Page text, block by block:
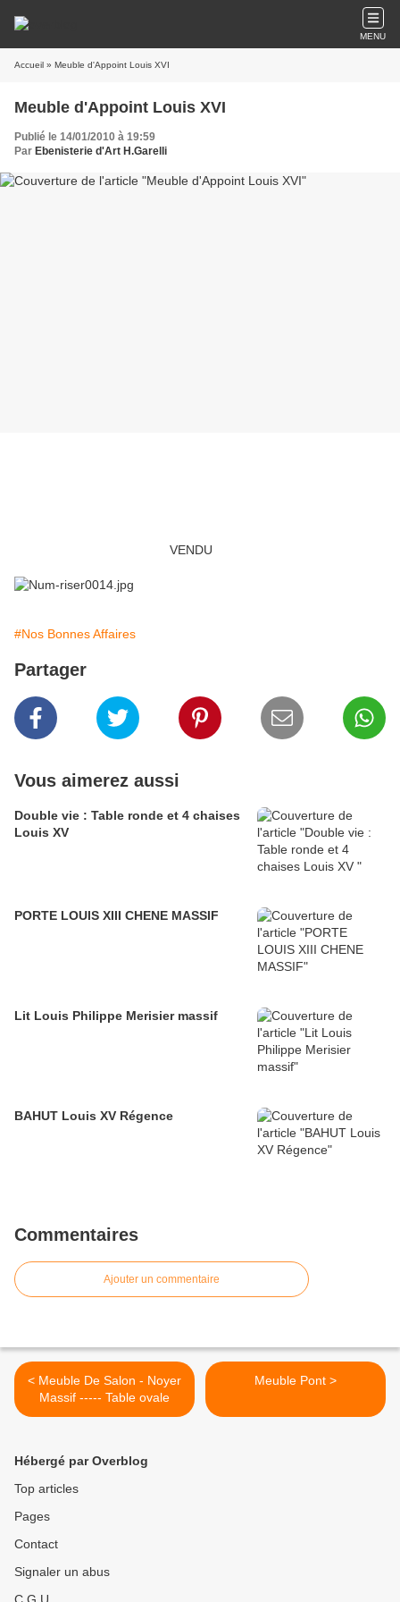
MENU
Accueil » Meuble d'Appoint Louis XVI
Meuble d'Appoint Louis XVI
Publié le 14/01/2010 à 19:59
Par Ebenisterie d'Art H.Garelli
VENDU
#Nos Bonnes Affaires
Partager
Vous aimerez aussi
Double vie : Table ronde et 4 chaises
Louis XV
PORTE LOUIS XIII CHENE MASSIF
Lit Louis Philippe Merisier massif
BAHUT Louis XV Régence
Commentaires
Ajouter un commentaire
< Meuble De Salon - Noyer
Massif ----- Table ovale
Meuble Pont >
Hébergé par Overblog
Top articles
Pages
Contact
Signaler un abus